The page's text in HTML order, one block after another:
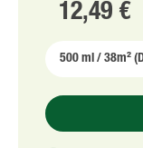
12,49 €